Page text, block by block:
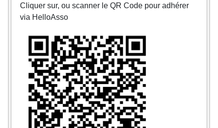
Cliquer sur, ou scanner le QR Code pour adhérer
via HelloAsso